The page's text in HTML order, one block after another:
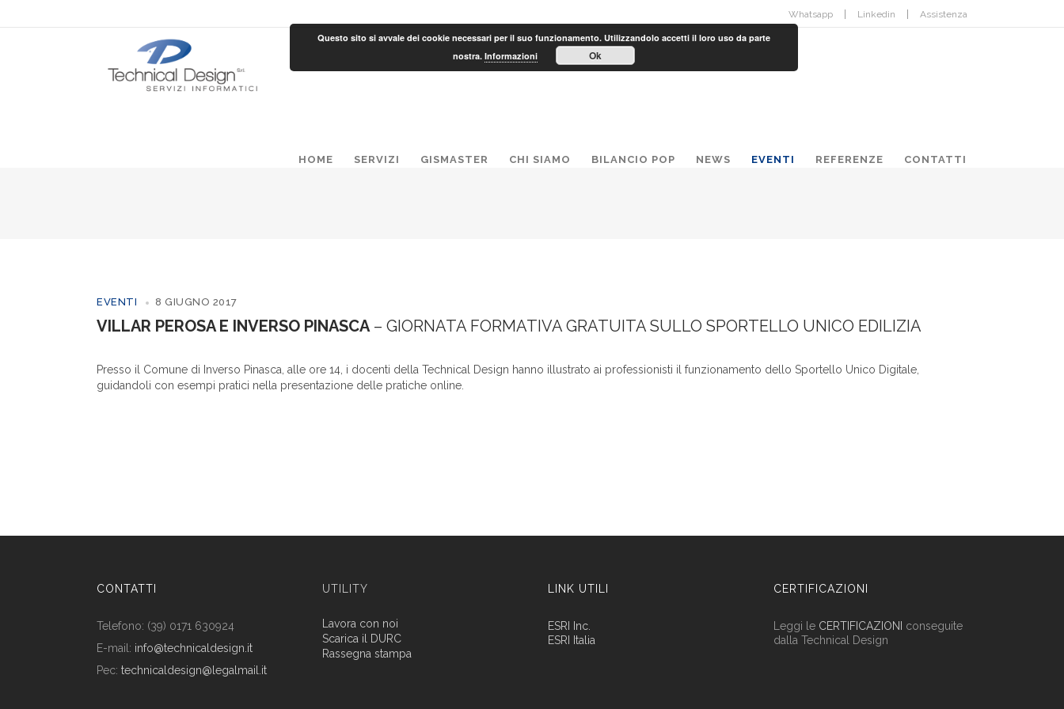
Whatsapp Linkedin Assistenza
HOME SERVIZI GISMASTER CHI SIAMO BILANCIO POP NEWS EVENTI REFERENZE CONTATTI
EVENTI 8 GIUGNO 2017
VILLAR PEROSA E INVERSO PINASCA– GIORNATA FORMATIVA GRATUITA SULLO SPORTELLO UNICO EDILIZIA
Presso il Comune di Inverso Pinasca, alle ore 14, i docenti della Technical Design hanno illustrato ai professionisti il funzionamento dello Sportello Unico Digitale,
guidandoli con esempi pratici nella presentazione delle pratiche online.
CONTATTI
Telefono: (39) 0171 630924
E-mail: info@technicaldesign.it
Pec: technicaldesign@legalmail.it
UTILITY
Lavora con noi
Scarica il DURC
Rassegna stampa
LINK UTILI
ESRI Inc.
ESRI Italia
CERTIFICAZIONI
Leggi le CERTIFICAZIONI
conseguite
dalla Technical Design
Questo sito si avvale dei cookie necessari per il suo funzionamento. Utilizzandolo accetti il loro uso da parte
nostra. Informazioni Ok